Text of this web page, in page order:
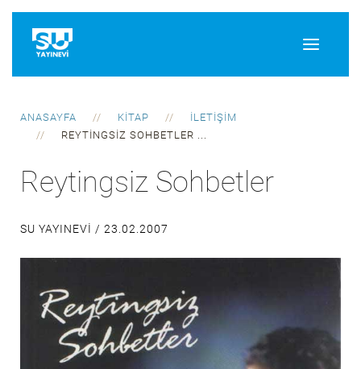
ANASAYFA KITAP
İLETIŞIM
REYTINGSIZ SOHBETLER ...
Reytingsiz Sohbetler
SU YAYINEVI / 23.02.2007